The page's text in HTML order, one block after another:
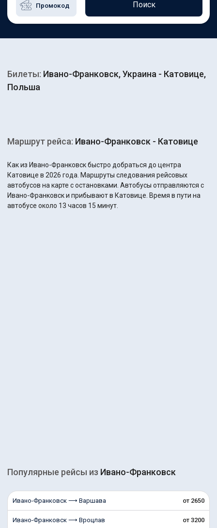
Поиск
Билеты: Ивано-Франковск, Украина - Катовице,
Польша
Маршрут рейса: Ивано-Франковск - Катовице
Как из Ивано-Франковск быстро добраться до центра
Катовице в 2026 года. Маршруты следования рейсовых
автобусов на карте с остановками. Автобусы отправляются с
Ивано-Франковск и прибывают в Катовице. Время в пути на
автобусе около 13 часов 15 минут.
Популярные рейсы из Ивано-Франковск
Ивано-Франковск ⟶ Варшава от 2650
Ивано-Франковск ⟶ Вроцлав от 3200